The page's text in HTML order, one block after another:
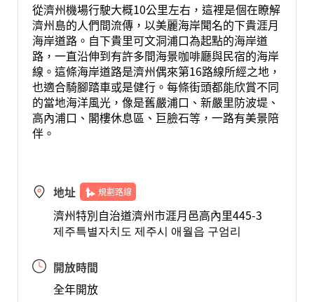
從濟州機場行駛大概10公里左右，這裡是個在瞭解
濟州島的人們間流傳，以美麗海岸聞名的下貴涯月
海岸道路。自下貴里可文洞浦口為起點的海岸道
路，一直沿伸到有許多間海景咖啡廳與民宿的海岸
線。這條海岸道路是濟州偶來第16路線所經之地，
也適合騎腳踏車或是健行。每條街頭都能欣賞不同
的當地海洋風光，像是舊嚴浦口、新嚴里防波堤、
高內浦口、閣樓休息區、巨臉石等，一路有美景陪
伴。
地址 規劃路線
濟州特別自治道濟州市涯月邑高內里445-3
제주특별자치도 제주시 애월읍 구엄리
開放時間
全年開放